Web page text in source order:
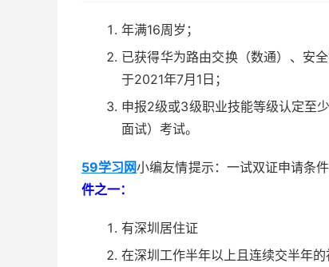
年满16周岁；
已获得华为路由交换（数通）、安
于2021年7月1日；
申报2级或3级职业技能等级认定至
面试）考试。
59学习网小编友情提示：一试双证申请条
件之一：
有深圳居住证
在深圳工作半年以上且连续交半年的